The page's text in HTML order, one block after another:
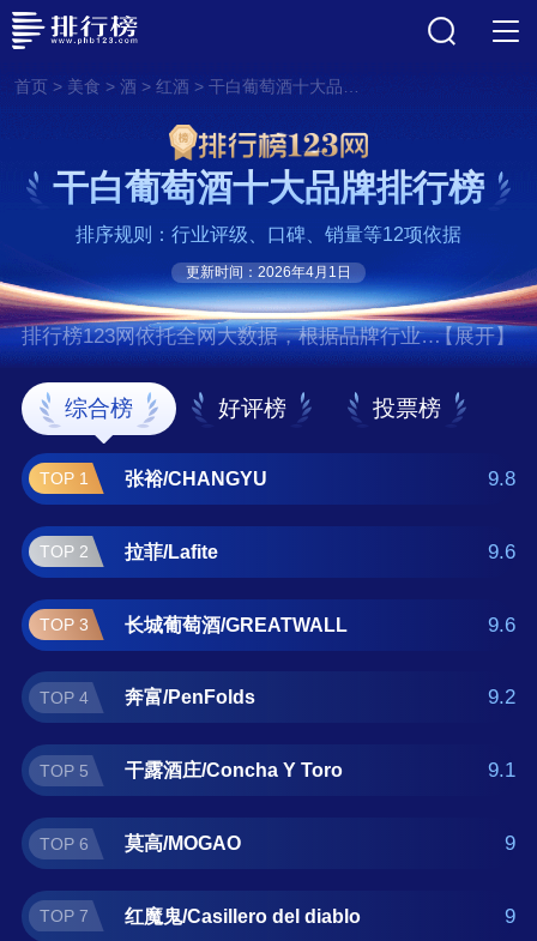
首页> 美食 > 酒 > 红酒 > 干白葡萄酒十大品牌排行榜
干白葡萄酒十大品牌排行榜
排序规则：行业评级、口碑、销量等12项依据
更新时间：2026年4月1日
排行榜123网依托全网大数据，根据品牌行业评
级、口碑、销量等12项指标依据，评选出了干
白葡萄酒十大品牌排行榜，前十名分别是张
裕/CHANGYU、拉菲/Lafite、长城葡萄
酒/GREATWALL、奔富/PenFolds、干露酒
庄/Concha Y Toro、莫高/MOGAO、红魔
鬼/Casillero del diablo、卡思黛乐/CASTEL、威
龙/GRANDDRAGON、王朝/Dynasty 。如果您
正在查找干白葡萄酒什么牌子好？那么本干白
葡萄酒十大品牌榜单可供您作为选购参考，我
们致力于用最真实的数据提供干白葡萄酒品牌
推荐，让您选得放心。(榜单每月更新一次)
【展开】
综合榜 好评榜 投票榜
TOP 1 张裕/CHANGYU 9.8
TOP 2 拉菲/Lafite 9.6
TOP 3 长城葡萄酒/GREATWALL 9.6
TOP 4 奔富/PenFolds 9.2
TOP 5 干露酒庄/Concha Y Toro 9.1
TOP 6 莫高/MOGAO 9
TOP 7 红魔鬼/Casillero del diablo 9